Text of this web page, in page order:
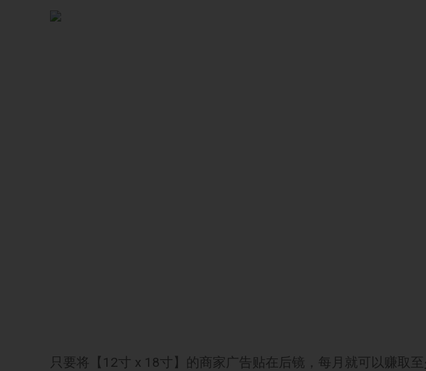
只要将【12寸 x 18寸】的商家广告贴在后镜，每月就可以赚取